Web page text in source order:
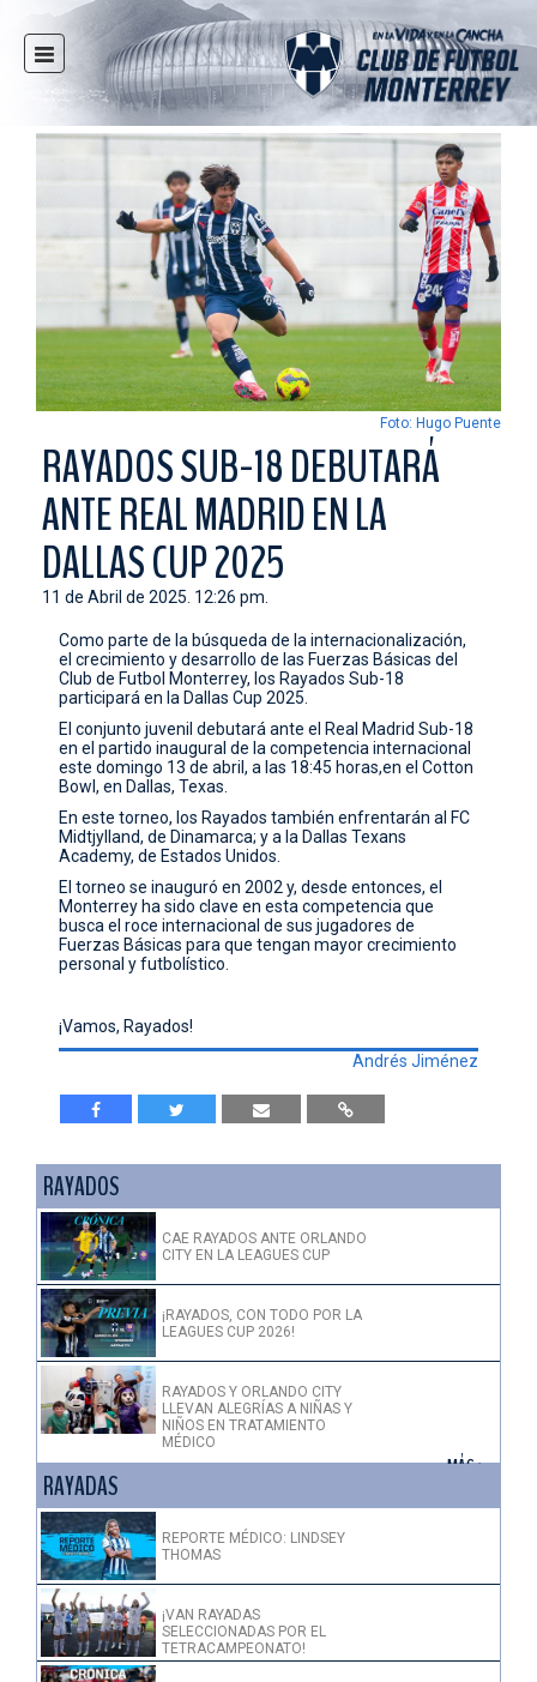
INICIO
NOTICIAS
CLUB
RAYADOS
FUERZAS BÁSICAS
RESPONSABILIDAD SOCIAL
TAQUILLA
TIENDA
ESTADIO
PRENSA
CONTACTO
Foto: Hugo Puente
RAYADOS SUB-18 DEBUTARÁ
ANTE REAL MADRID EN LA
DALLAS CUP 2025
11 de Abril de 2025. 12:26 pm.
Como parte de la búsqueda de la internacionalización,
el crecimiento y desarrollo de las Fuerzas Básicas del
Club de Futbol Monterrey, los Rayados Sub-18
participará en la Dallas Cup 2025.
El conjunto juvenil debutará ante el Real Madrid Sub-18
en el partido inaugural de la competencia internacional
este domingo 13 de abril, a las 18:45 horas,en el Cotton
Bowl, en Dallas, Texas.
En este torneo, los Rayados también enfrentarán al FC
Midtjylland, de Dinamarca; y a la Dallas Texans
Academy, de Estados Unidos.
El torneo se inauguró en 2002 y, desde entonces, el
Monterrey ha sido clave en esta competencia que
busca el roce internacional de sus jugadores de
Fuerzas Básicas para que tengan mayor crecimiento
personal y futbolístico.
¡Vamos, Rayados!
Andrés Jiménez
RAYADOS
CAE RAYADOS ANTE ORLANDO
CITY EN LA LEAGUES CUP
¡RAYADOS, CON TODO POR LA
LEAGUES CUP 2026!
RAYADOS Y ORLANDO CITY
LLEVAN ALEGRÍAS A NIÑAS Y
NIÑOS EN TRATAMIENTO
MÉDICO
+ MÁS >
RAYADAS
REPORTE MÉDICO: LINDSEY
THOMAS
¡VAN RAYADAS
SELECCIONADAS POR EL
TETRACAMPEONATO!